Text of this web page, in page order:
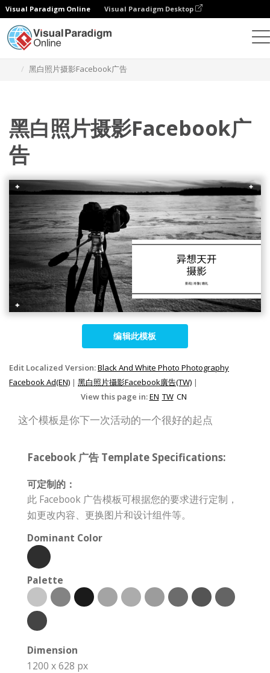
Visual Paradigm Online Visual Paradigm Desktop
黑白照片摄影Facebook广告
黑白照片摄影Facebook广
告
编辑此模板
Edit Localized Version:Black And White Photo Photography
Facebook Ad(EN) | 黑白照片攝影Facebook廣告(TW) |
View this page in:EN TW CN
这个模板是你下一次活动的一个很好的起点
Facebook 广告 Template Specifications:
可定制的：
此 Facebook 广告模板可根据您的要求进行定制，
如更改内容、更换图片和设计组件等。
Dominant Color
Palette
Dimension
1200 x 628 px